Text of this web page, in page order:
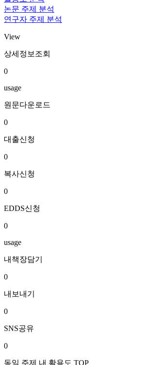
논문 주제 분석
연구자 주제 분석
View
상세정보조회
0
usage
원문다운로드
0
대출신청
0
복사신청
0
EDDS신청
0
usage
내책장담기
0
내보내기
0
SNS공유
0
동일 주제 내 활용도 TOP